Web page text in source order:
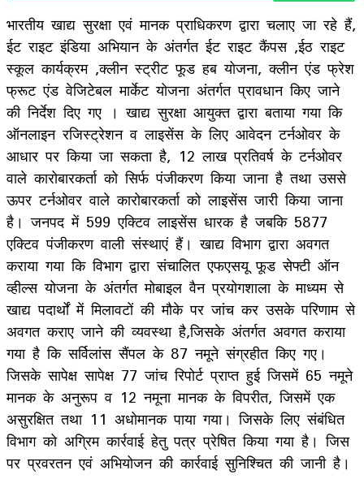
भारतीय खाद्य सुरक्षा एवं मानक प्राधिकरण द्वारा चलाए जा रहे हैं,
ईट राइट इंडिया अभियान के अंतर्गत ईट राइट कैंपस ,ईठ राइट
स्कूल कार्यक्रम ,क्लीन स्ट्रीट फूड हब योजना, क्लीन एंड फ्रेश
फ्रूट एंड वेजिटेबल मार्केट योजना अंतर्गत प्रावधान किए जाने
की निर्देश दिए गए । खाद्य सुरक्षा आयुक्त द्वारा बताया गया कि
ऑनलाइन रजिस्ट्रेशन व लाइसेंस के लिए आवेदन टर्नओवर के
आधार पर किया जा सकता है, 12 लाख प्रतिवर्ष के टर्नओवर
वाले कारोबारकर्ता को सिर्फ पंजीकरण किया जाना है तथा उससे
ऊपर टर्नओवर वाले कारोबारकर्ता को लाइसेंस जारी किया जाना
है। जनपद में 599 एक्टिव लाइसेंस धारक है जबकि 5877
एक्टिव पंजीकरण वाली संस्थाएं हैं। खाद्य विभाग द्वारा अवगत
कराया गया कि विभाग द्वारा संचालित एफएसयू फूड सेफ्टी ऑन
व्हील्स योजना के अंतर्गत मोबाइल वैन प्रयोगशाला के माध्यम से
खाद्य पदार्थों में मिलावटों की मौके पर जांच कर उसके परिणाम से
अवगत कराए जाने की व्यवस्था है,जिसके अंतर्गत अवगत कराया
गया है कि सर्विलांस सैंपल के 87 नमूने संग्रहीत किए गए।
जिसके सापेक्ष सापेक्ष 77 जांच रिपोर्ट प्राप्त हुई जिसमें 65 नमूने
मानक के अनुरूप व 12 नमूना मानक के विपरीत, जिसमें एक
असुरक्षित तथा 11 अधोमानक पाया गया। जिसके लिए संबंधित
विभाग को अग्रिम कार्रवाई हेतु पत्र प्रेषित किया गया है। जिस
पर प्रवरतन एवं अभियोजन की कार्रवाई सुनिश्चित की जानी है।